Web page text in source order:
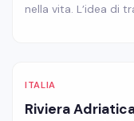
nella vita. L’idea di
ITALIA
Riviera